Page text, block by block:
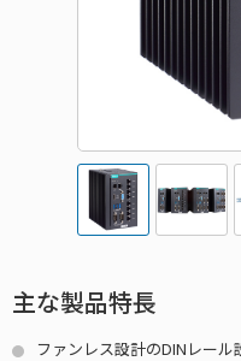
主な製品特長
ファンレス設計のDINレー